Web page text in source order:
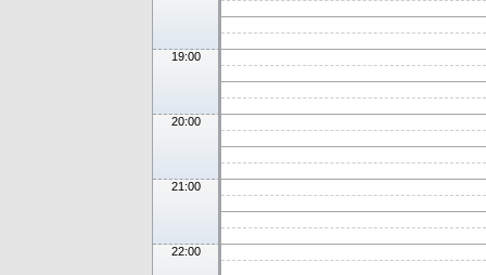
19:00
20:00
21:00
22:00